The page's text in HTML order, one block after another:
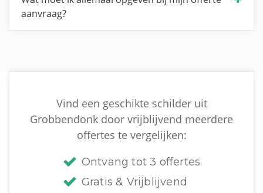
aanvraag?
Vind een geschikte schilder uit
Grobbendonk door vrijblijvend meerdere
offertes te vergelijken:
Ontvang tot 3 offertes
Gratis & Vrijblijvend